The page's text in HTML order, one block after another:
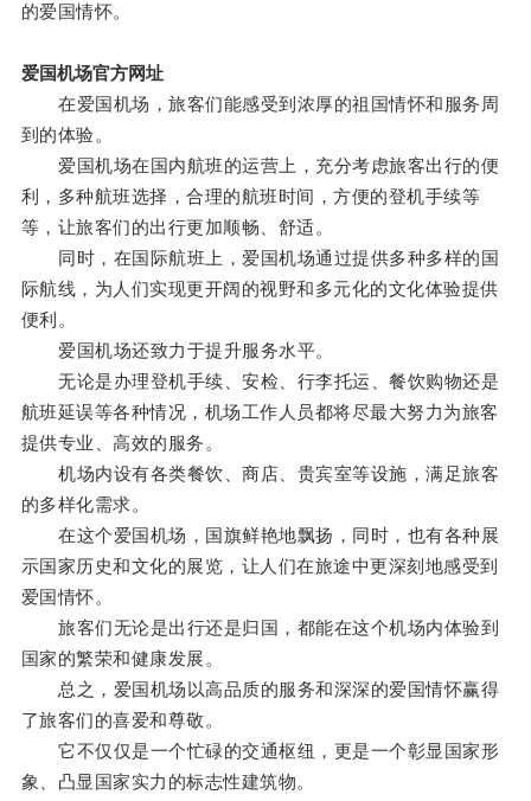
的爱国情怀。
爱国机场官方网址
在爱国机场，旅客们能感受到浓厚的祖国情怀和服务周
到的体验。
爱国机场在国内航班的运营上，充分考虑旅客出行的便
利，多种航班选择，合理的航班时间，方便的登机手续等
等，让旅客们的出行更加顺畅、舒适。
同时，在国际航班上，爱国机场通过提供多种多样的国
际航线，为人们实现更开阔的视野和多元化的文化体验提供
便利。
爱国机场还致力于提升服务水平。
无论是办理登机手续、安检、行李托运、餐饮购物还是
航班延误等各种情况，机场工作人员都将尽最大努力为旅客
提供专业、高效的服务。
机场内设有各类餐饮、商店、贵宾室等设施，满足旅客
的多样化需求。
在这个爱国机场，国旗鲜艳地飘扬，同时，也有各种展
示国家历史和文化的展览，让人们在旅途中更深刻地感受到
爱国情怀。
旅客们无论是出行还是归国，都能在这个机场内体验到
国家的繁荣和健康发展。
总之，爱国机场以高品质的服务和深深的爱国情怀赢得
了旅客们的喜爱和尊敬。
它不仅仅是一个忙碌的交通枢纽，更是一个彰显国家形
象、凸显国家实力的标志性建筑物。